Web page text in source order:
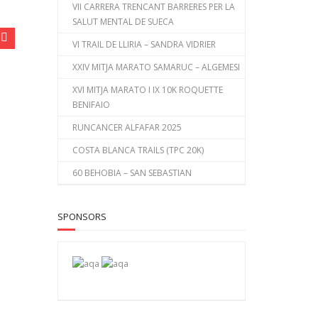
VII CARRERA TRENCANT BARRERES PER LA
SALUT MENTAL DE SUECA
VI TRAIL DE LLIRIA – SANDRA VIDRIER
XXIV MITJA MARATO SAMARUC – ALGEMESI
XVI MITJA MARATO I IX 10K ROQUETTE
BENIFAIO
RUNCANCER ALFAFAR 2025
COSTA BLANCA TRAILS (TPC 20K)
60 BEHOBIA – SAN SEBASTIAN
SPONSORS